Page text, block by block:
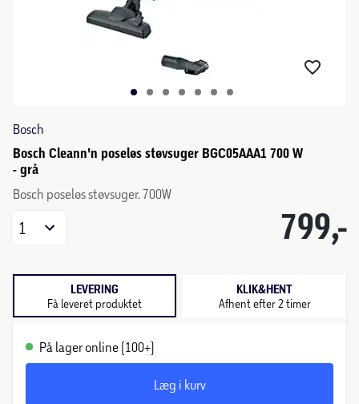
Bosch
Bosch Cleann'n poseløs støvsuger BGC05AAA1 700 W
- grå
Bosch poseløs støvsuger. 700W
799,-
1
LEVERING
Få leveret produktet
KLIK&HENT
Afhent efter 2 timer
På lager online (100+)
Læg i kurv